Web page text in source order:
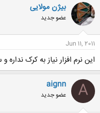
بیژن مولایی
عضو جدید
Jun 11, 2011
این نرم افزار نیاز به کرک
A
aignn
عضو جدید